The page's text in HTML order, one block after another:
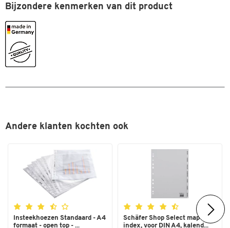
Diepte (mm)
Bijzondere kenmerken van dit product
Andere klanten kochten ook
Insteekhoezen Standaard - A4
formaat - open top - ...
Schäfer Shop Select map
index, voor DIN A4, kalend...